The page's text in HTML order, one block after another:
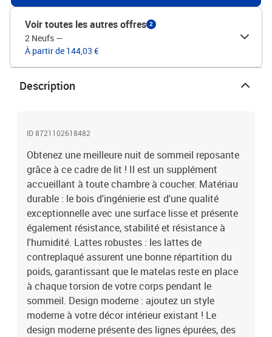
(matelas est non inclus)Assemblage requis : oui
Voir toutes les autres offres 2
2 Neufs —
À partir de 144,03 €
Description
ID 8721102618482
Obtenez une meilleure nuit de sommeil reposante
grâce à ce cadre de lit ! Il est un supplément
accueillant à toute chambre à coucher. Matériau
durable : le bois d'ingénierie est d'une qualité
exceptionnelle avec une surface lisse et présente
également résistance, stabilité et résistance à
l'humidité. Lattes robustes : les lattes de
contreplaqué assurent une bonne répartition du
poids, garantissant que le matelas reste en place
à chaque torsion de votre corps pendant le
sommeil. Design moderne : ajoutez un style
moderne à votre décor intérieur existant ! Le
design moderne présente des lignes épurées, des